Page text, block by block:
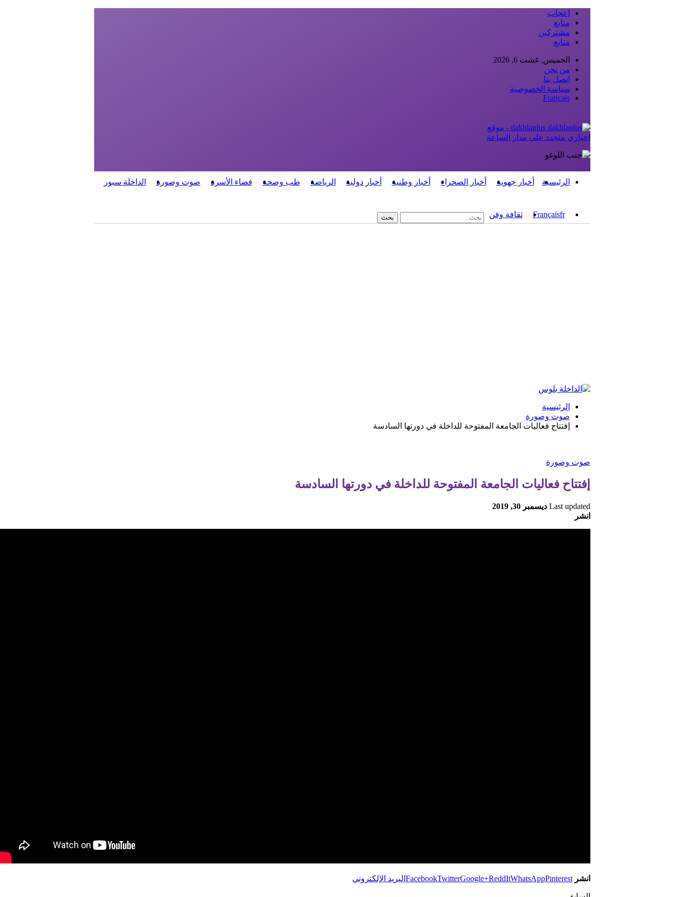
إعجاب
متابع
مشتركين
متابع
الخميس, غشت 6, 2026
من نحن
اتصل بنا
سياسة الخصوصية
Français
dakhlaplus - موقع
اخباري متجدد على مدار الساعة
الرئيسية أخبار جهوية أخبار الصحراء أخبار وطنية أخبار دولية الرياضة طب وصحة فضاء الأسرة صوت وصورة الداخلة سبور
Françaisfr ثقافة وفن
الرئيسية
صوت وصورة
إفتتاح فعاليات الجامعة المفتوحة للداخلة في دورتها السادسة
صوت وصورة
إفتتاح فعاليات الجامعة المفتوحة للداخلة في دورتها السادسة
Last updated ديسمبر 30, 2019
انشر
انشر FacebookTwitterGoogle+ReddItWhatsAppPinterest البريد الإلكتروني